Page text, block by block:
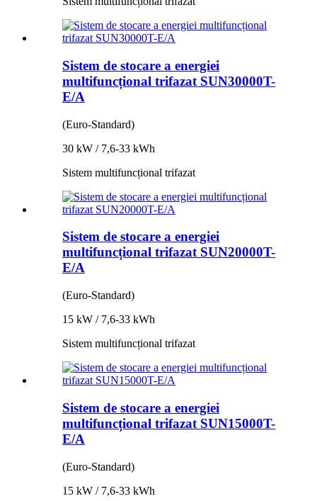
Sistem de stocare a energiei
multifuncțional trifazat SUN30000T-
E/A
(Euro-Standard)
30 kW / 7,6-33 kWh
Sistem multifuncțional trifazat
Sistem de stocare a energiei
multifuncțional trifazat SUN20000T-
E/A
(Euro-Standard)
15 kW / 7,6-33 kWh
Sistem multifuncțional trifazat
Sistem de stocare a energiei
multifuncțional trifazat SUN15000T-
E/A
(Euro-Standard)
15 kW / 7,6-33 kWh